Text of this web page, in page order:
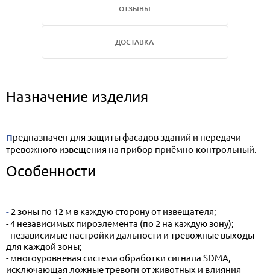
ОТЗЫВЫ
ДОСТАВКА
Назначение изделия
Предназначен для защиты фасадов зданий и передачи
тревожного извещения на прибор приёмно-контрольный.
Особенности
- 2 зоны по 12 м в каждую сторону от извещателя;
- 4 независимых пироэлемента (по 2 на каждую зону);
- независимые настройки дальности и тревожные выходы
для каждой зоны;
- многоуровневая система обработки сигнала SDMA,
исключающая ложные тревоги от животных и влияния